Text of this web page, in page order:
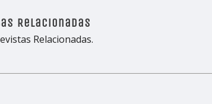
Relacionadas
Relacionadas.